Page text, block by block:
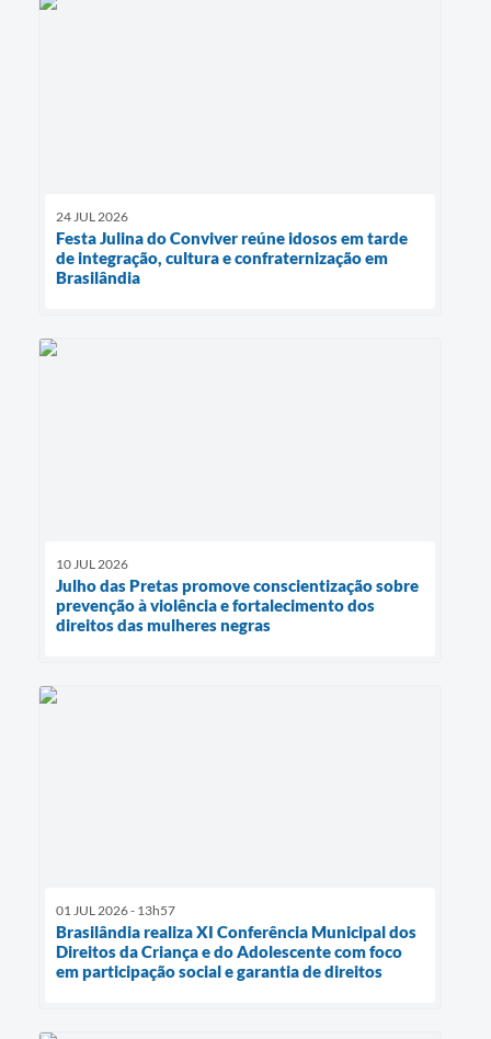
24 JUL 2026
Festa Julina do Conviver reúne idosos em tarde
de integração, cultura e confraternização em
Brasilândia
10 JUL 2026
Julho das Pretas promove conscientização sobre
prevenção à violência e fortalecimento dos
direitos das mulheres negras
01 JUL 2026 - 13h57
Brasilândia realiza XI Conferência Municipal dos
Direitos da Criança e do Adolescente com foco
em participação social e garantia de direitos